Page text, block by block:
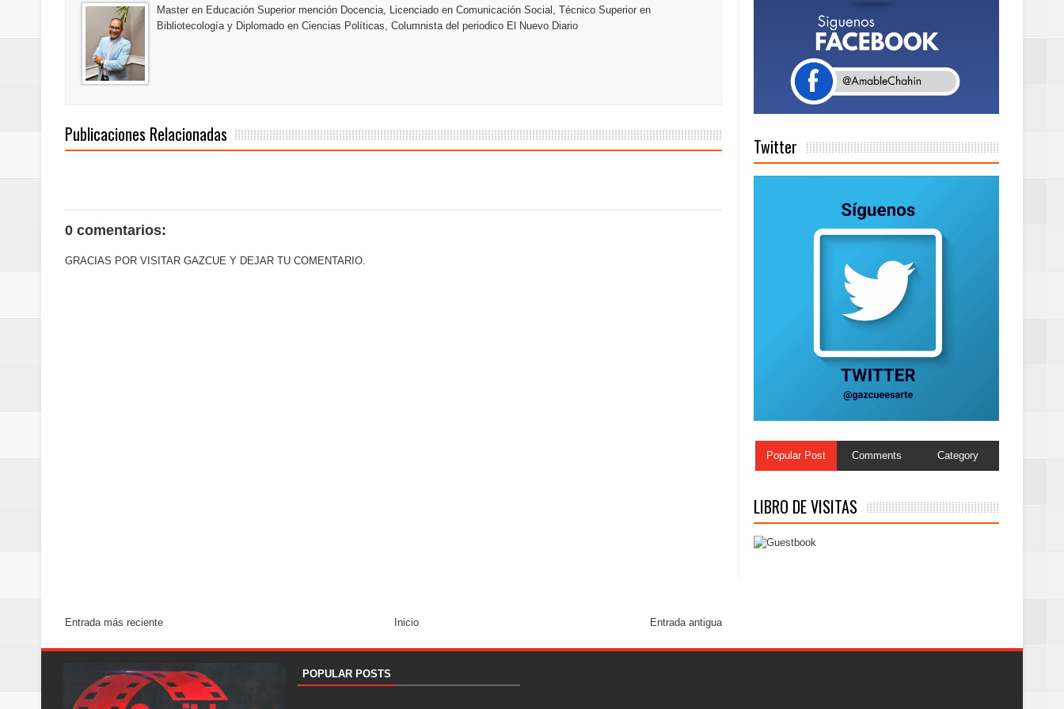
Maridalia Hernández y El Canario se unen al regreso de Pavel Núñez y su “Bipolarband” a Hard Rock Café Santo
Doctor Leonardo Aguilera afirma que Banreservas seguirá impulsando la seguridad alimentaria tras salida de RD
Banreservas y sus filiales realizan en Santiago el segundo Foro del Ahorro y la Inversión “Reserva tu Capital”
Antisoborno certificado
Master en Educación Superior mención Docencia, Licenciado en Comunicación Social, Técnico Superior en
Bibliotecología y Diplomado en Ciencias Políticas, Columnista del periodico El Nuevo Diario
Publicaciones Relacionadas
0 comentarios:
GRACIAS POR VISITAR GAZCUE Y DEJAR TU COMENTARIO.
Entrada más reciente Entrada antigua
Inicio
Twitter
Popular Post Comments Category
LIBRO DE VISITAS
POPULAR POSTS